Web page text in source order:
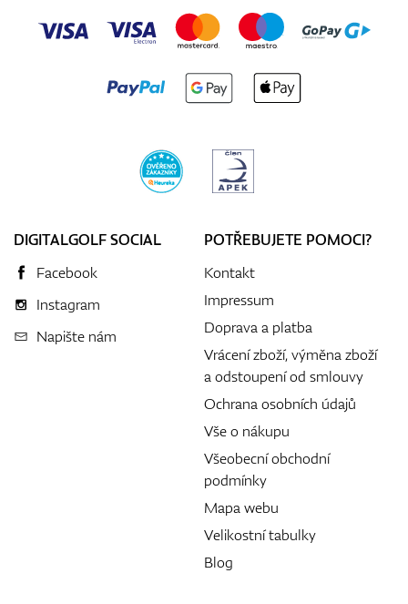
DIGITALGOLF SOCIAL
Facebook
Instagram
Napište nám
POTŘEBUJETE POMOCI?
Kontakt
Impressum
Doprava a platba
Vrácení zboží, výměna zboží
a odstoupení od smlouvy
Ochrana osobních údajů
Vše o nákupu
Všeobecní obchodní
podmínky
Mapa webu
Velikostní tabulky
Blog